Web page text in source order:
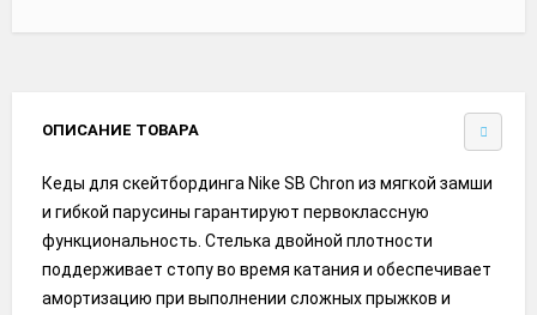
ОПИСАНИЕ ТОВАРА
Кеды для скейтбординга Nike SB Chron из мягкой замши
и гибкой парусины гарантируют первоклассную
функциональность. Стелька двойной плотности
поддерживает стопу во время катания и обеспечивает
амортизацию при выполнении сложных прыжков и